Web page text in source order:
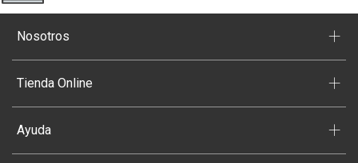
Nosotros +
Tienda Online +
Ayuda +